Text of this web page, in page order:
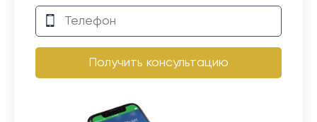
Получить консультацию